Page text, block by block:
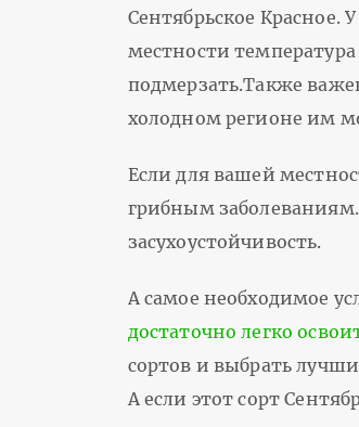
Сентябрьское Красное.
местности
подмерзать.Также
холодном регионе им
Если для вашей
грибным
засухоустойчивость.
А самое необходимое
достаточно легко
сортов и выбрать
А если этот сорт